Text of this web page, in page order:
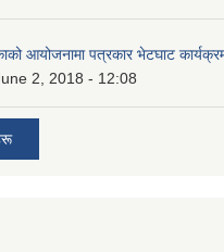
आयोजनामा पत्रकार भेटघाट
2, 2018 - 12:08